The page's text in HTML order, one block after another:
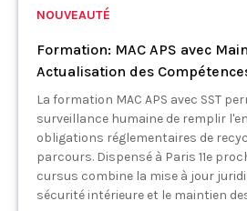
NOUVEAUTÉ
Formation: MAC APS avec
Actualisation des
La formation MAC APS avec SST
surveillance humaine de remplir
obligations réglementaires de
parcours. Dispensé à Paris 11e
cursus combine la mise à jour
sécurité intérieure et le maintien